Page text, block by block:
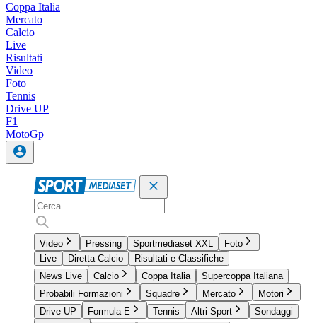
Coppa Italia
Mercato
Calcio
Live
Risultati
Video
Foto
Tennis
Drive UP
F1
MotoGp
Video Pressing Sportmediaset XXL
Foto
Live
Diretta Calcio
Risultati e Classifiche
News Live
Calcio Coppa Italia
Supercoppa Italiana
Probabili Formazioni
Squadre Mercato
Motori
Drive UP
Formula E Tennis Altri Sport
Sondaggi